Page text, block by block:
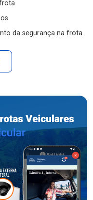
da segurança na frota